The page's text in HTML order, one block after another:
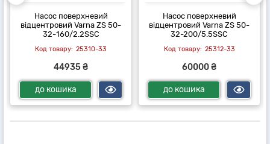
Насос поверхневий
відцентровий Varna ZS 50-
32-160/2.2SSC
25310-33
44935 ₴
до кошика
Насос поверхневий
відцентровий Varna ZS 50-
32-200/5.5SSC
25312-33
60000 ₴
до кошика